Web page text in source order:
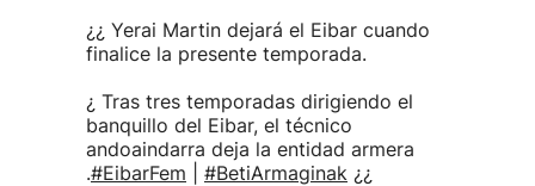
¿¿ Yerai Martin dejará el Eibar cuando
finalice la presente temporada.
¿ Tras tres temporadas dirigiendo el
banquillo del Eibar, el técnico
andoaindarra deja la entidad armera
.#EibarFem #BetiArmaginak ¿¿